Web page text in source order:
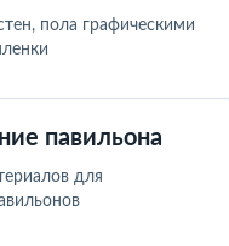
пола графическими
павильона
для